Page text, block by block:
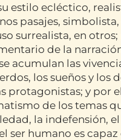
estilo ecléctico,
pasajes, simbolista,
surrealista, en
de la
acumulan las
los sueños y los
protagonistas; y por el
de los temas
la indefensión,
ser humano es capaz